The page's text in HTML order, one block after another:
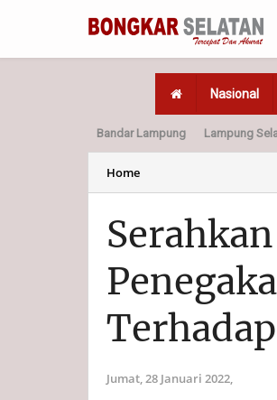
Nasional
Home
Bandar Lampung Lampung
Home
Jumat, 28 Januari 2022,